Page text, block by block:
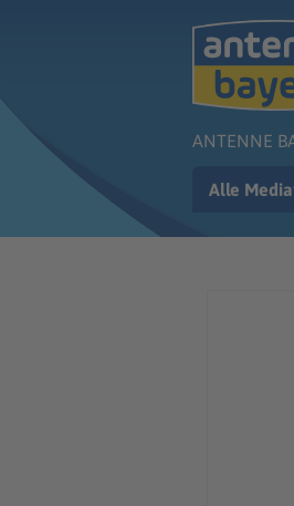
ANTENNE
Alle